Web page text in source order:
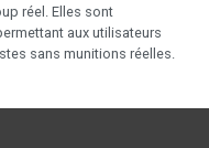
réel. Elles sont
aux utilisateurs
sans munitions réelles.